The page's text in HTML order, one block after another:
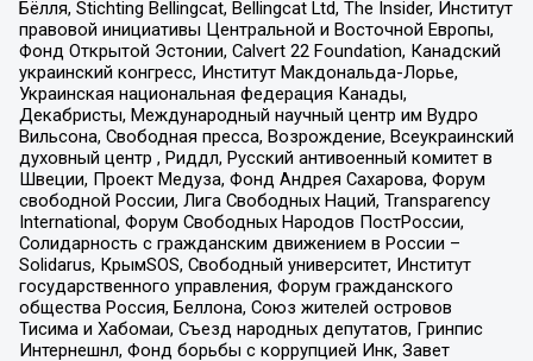
Бёлля, Stichting Bellingcat, Bellingcat Ltd, The Insider, Институт
правовой инициативы Центральной и Восточной Европы,
Фонд Открытой Эстонии, Calvert 22 Foundation, Канадский
украинский конгресс, Институт Макдональда-Лорье,
Украинская национальная федерация Канады,
Декабристы, Международный научный центр им Вудро
Вильсона, Свободная пресса, Возрождение, Всеукраинский
духовный центр , Риддл, Русский антивоенный комитет в
Швеции, Проект Медуза, Фонд Андрея Сахарова, Форум
свободной России, Лига Свободных Наций, Transparеncy
International, Форум Свободных Народов ПостРоссии,
Солидарность с гражданским движением в России –
Solidarus, КрымSOS, Свободный университет, Институт
государственного управления, Форум гражданского
общества Россия, Беллона, Союз жителей островов
Тисима и Хабомаи, Съезд народных депутатов, Гринпис
Интернешнл, Фонд борьбы с коррупцией Инк, Завет